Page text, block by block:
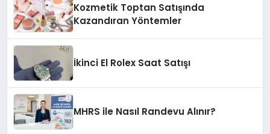
Kozmetik Toptan Satışında
Kazandıran Yöntemler
İkinci El Rolex Saat Satışı
MHRS ile Nasıl Randevu Alınır?